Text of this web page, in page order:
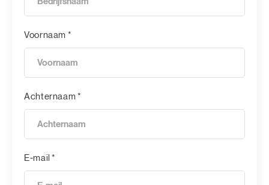
Voornaam *
Achternaam *
E-mail *